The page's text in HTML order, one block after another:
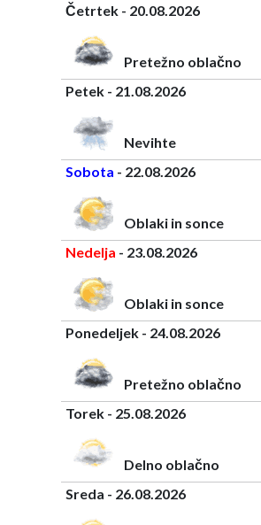
Četrtek - 20.08.2026
Pretežno oblačno
Petek - 21.08.2026
Nevihte
Sobota - 22.08.2026
Oblaki in sonce
Nedelja - 23.08.2026
Oblaki in sonce
Ponedeljek - 24.08.2026
Pretežno oblačno
Torek - 25.08.2026
Delno oblačno
Sreda - 26.08.2026